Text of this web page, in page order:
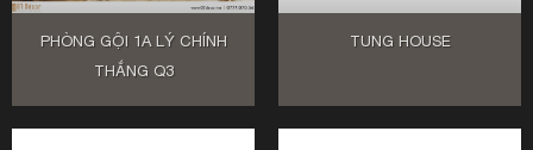
PHÒNG GỘI 1A LÝ CHÍNH
THẮNG Q3
TUNG HOUSE